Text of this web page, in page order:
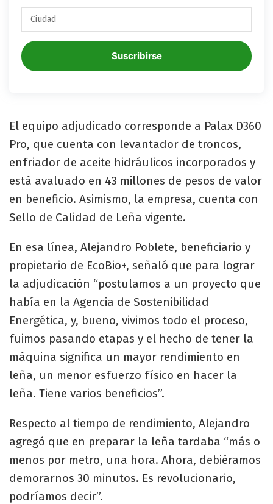
Suscribirse
El equipo adjudicado corresponde a Palax D360
Pro, que cuenta con levantador de troncos,
enfriador de aceite hidráulicos incorporados y
está avaluado en 43 millones de pesos de valor
en beneficio. Asimismo, la empresa, cuenta con
Sello de Calidad de Leña vigente.
En esa línea, Alejandro Poblete, beneficiario y
propietario de EcoBio+, señaló que para lograr
la adjudicación “postulamos a un proyecto que
había en la Agencia de Sostenibilidad
Energética, y, bueno, vivimos todo el proceso,
fuimos pasando etapas y el hecho de tener la
máquina significa un mayor rendimiento en
leña, un menor esfuerzo físico en hacer la
leña. Tiene varios beneficios”.
Respecto al tiempo de rendimiento, Alejandro
agregó que en preparar la leña tardaba “más o
menos por metro, una hora. Ahora, debiéramos
demorarnos 30 minutos. Es revolucionario,
podríamos decir”.